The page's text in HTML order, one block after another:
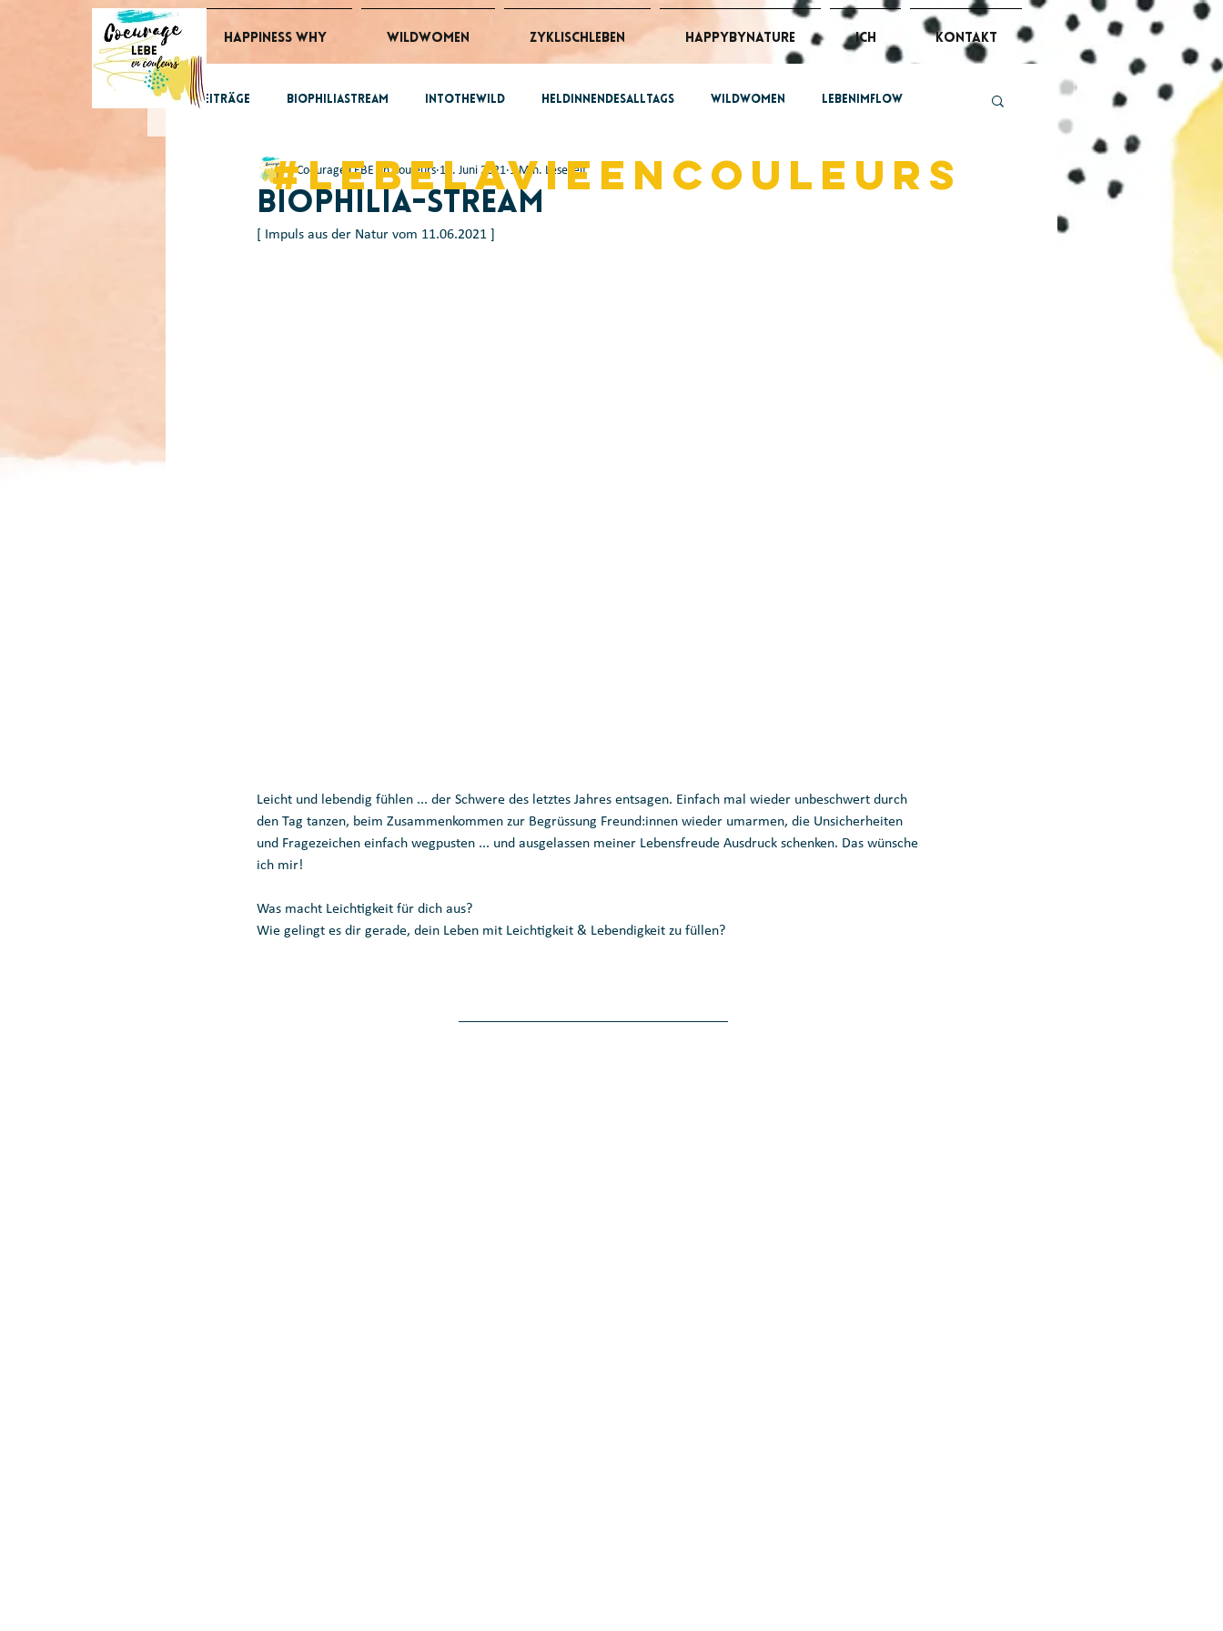
Happiness Why WildWomen ZyklischLeben HappybyNature ich kontakt
Alle Beiträge BiophiliaStream intothewild HeldinnendesAlltags wildwomen lebenimflow
GlücksImpulse tomorrow @work ZyklischLeben
Biophilia-Stream
Coeurage LEBE en Couleurs 11. Juni 2021 1 Min. Lesezeit
[ Impuls aus der Natur vom 11.06.2021 ]
Leicht und lebendig fühlen ... der Schwere des letztes Jahres entsagen. Einfach mal wieder unbeschwert durch
den Tag tanzen, beim Zusammenkommen zur Begrüssung Freund:innen wieder umarmen, die Unsicherheiten
und Fragezeichen einfach wegpusten ... und ausgelassen meiner Lebensfreude Ausdruck schenken. Das wünsche
ich mir!
Was macht Leichtigkeit für dich aus?
Wie gelingt es dir gerade, dein Leben mit Leichtigkeit & Lebendigkeit zu füllen?
#lebelavieencouleurs